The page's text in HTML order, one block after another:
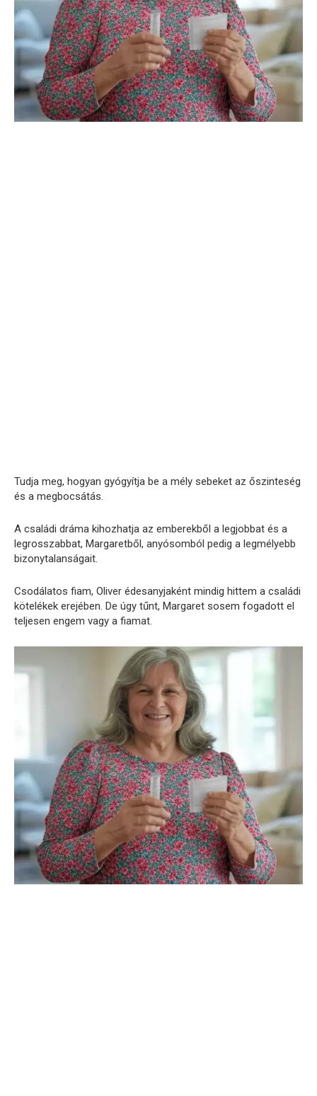
Tudja meg, hogyan gyógyítja be a mély sebeket az őszinteség
és a megbocsátás.
A családi dráma kihozhatja az emberekből a legjobbat és a
legrosszabbat, Margaretből, anyósomból pedig a legmélyebb
bizonytalanságait.
Csodálatos fiam, Oliver édesanyjaként mindig hittem a családi
kötelékek erejében. De úgy tűnt, Margaret sosem fogadott el
teljesen engem vagy a fiamat.